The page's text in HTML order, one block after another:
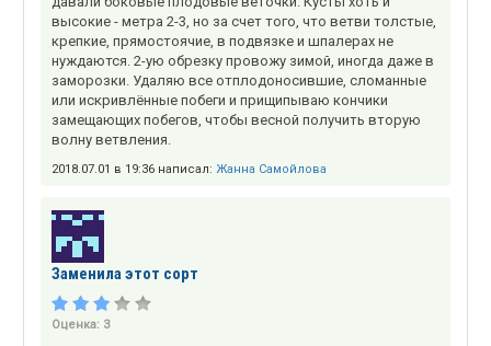
высокие - метра 2-3, но за счет того, что ветви толстые,
крепкие, прямостоячие, в подвязке и шпалерах не
нуждаются. 2-ую обрезку провожу зимой, иногда даже в
заморозки. Удаляю все отплодоносившие, сломанные
или искривлённые побеги и прищипываю кончики
замещающих побегов, чтобы весной получить вторую
волну ветвления.
2018.07.01 в 19:36 написал: Жанна Самойлова
Заменила этот сорт
Оценка: 3